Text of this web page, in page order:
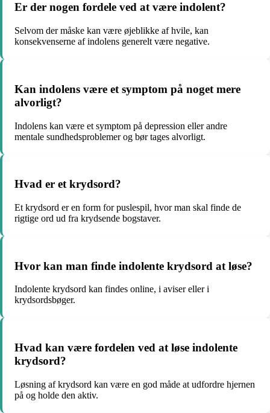
Er der nogen fordele ved at være indolent?
Selvom der måske kan være øjeblikke af hvile, kan
konsekvenserne af indolens generelt være negative.
Kan indolens være et symptom på noget mere
alvorligt?
Indolens kan være et symptom på depression eller andre
mentale sundhedsproblemer og bør tages alvorligt.
Hvad er et krydsord?
Et krydsord er en form for puslespil, hvor man skal finde de
rigtige ord ud fra krydsende bogstaver.
Hvor kan man finde indolente krydsord at løse?
Indolente krydsord kan findes online, i aviser eller i
krydsordsbøger.
Hvad kan være fordelen ved at løse indolente
krydsord?
Løsning af krydsord kan være en god måde at udfordre hjernen
på og holde den aktiv.